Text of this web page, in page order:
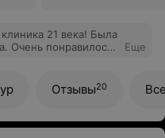
(сложное)
21 века! Была
Очень понравилось!
мои вопросы. Я
страха и никакой
красивую улыбку!
Еще
Отзывы20